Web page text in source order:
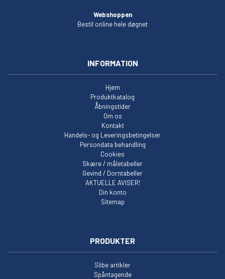
Webshoppen
Bestil online hele døgnet
INFORMATION
Hjem
Produktkatalog
Åbningstider
Om os
Kontakt
Handels- og Leveringsbetingelser
Persondata behandling
Cookies
Skære / måletabeller
Gevind / Dorntabeller
AKTUELLE AVISER!
Din konto
Sitemap
PRODUKTER
Slibe artikler
Spåntagende